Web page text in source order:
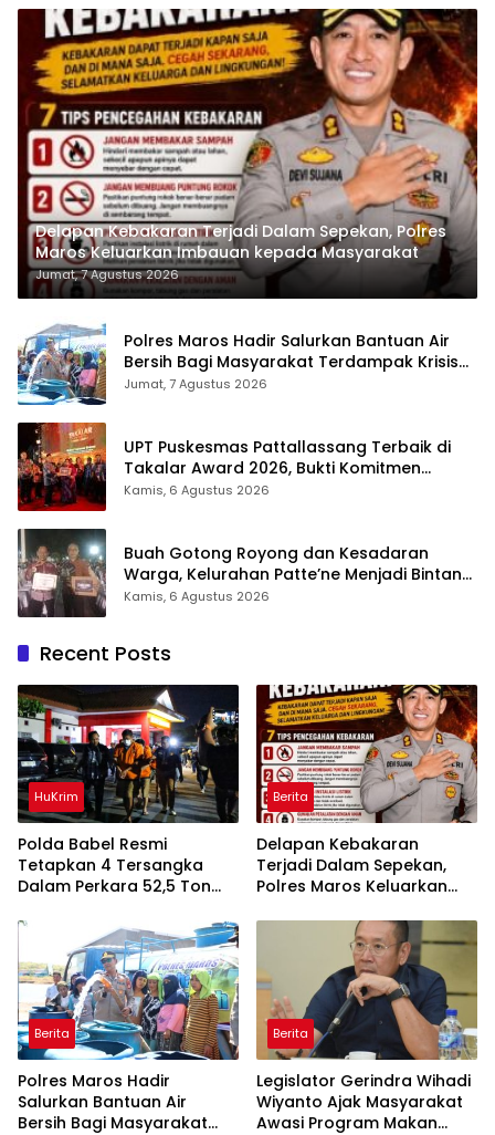
Delapan Kebakaran Terjadi Dalam Sepekan, Polres
Maros Keluarkan Imbauan kepada Masyarakat
Jumat, 7 Agustus 2026
Polres Maros Hadir Salurkan Bantuan Air
Bersih Bagi Masyarakat Terdampak Krisis
Air Bersih Di Maros
Jumat, 7 Agustus 2026
UPT Puskesmas Pattallassang Terbaik di
Takalar Award 2026, Bukti Komitmen
Hadirkan Pelayanan Kesehatan Berkualitas
Kamis, 6 Agustus 2026
Buah Gotong Royong dan Kesadaran
Warga, Kelurahan Patte’ne Menjadi Bintang
Takalar Award 2026
Kamis, 6 Agustus 2026
Recent Posts
HuKrim
Polda Babel Resmi
Tetapkan 4 Tersangka
Dalam Perkara 52,5 Ton
Belitung
Berita
Delapan Kebakaran
Terjadi Dalam Sepekan,
Polres Maros Keluarkan
Masyarakat
Berita
Polres Maros Hadir
Salurkan Bantuan Air
Bersih Bagi Masyarakat
Berita
Legislator Gerindra Wihadi
Wiyanto Ajak Masyarakat
Awasi Program Makan